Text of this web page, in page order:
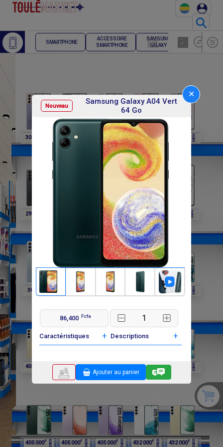
⚲
Nouveau
Samsung Galaxy A04 Vert
64 Go
✕
86,400 Fcfa
Caractéristiques + Descriptions +
Ajouter au panier
SMARTPHONE
ACCESSOIRE
SMARTPHONE
SAMSUNG
GALAXY
TELEPHONE
FIXE
307 800 307 800 307 800F 307 800
291 600 291 600F 302 400F
302 400 297 000F 297 000 297 000 405 000
405 000 405 000 F F 405 000F 405 000
405 000F 405 000F 405 000F 432 000F 432 000F